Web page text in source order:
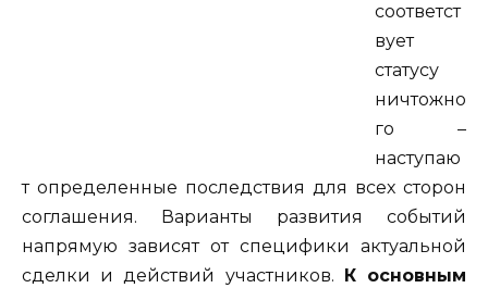
соответст
вует
статусу
ничтожно
го –
наступаю
т определенные последствия для всех сторон
соглашения. Варианты развития событий
напрямую зависят от специфики актуальной
сделки и действий участников.
К основным